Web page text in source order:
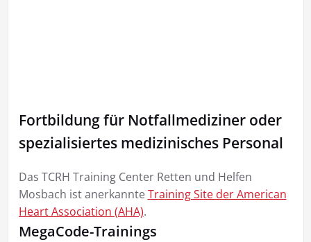
Fortbildung für Notfallmediziner oder
spezialisiertes medizinisches Personal
Das TCRH Training Center Retten und Helfen
Mosbach ist anerkannteTraining Site der American
Heart Association (AHA).
MegaCode-Trainings